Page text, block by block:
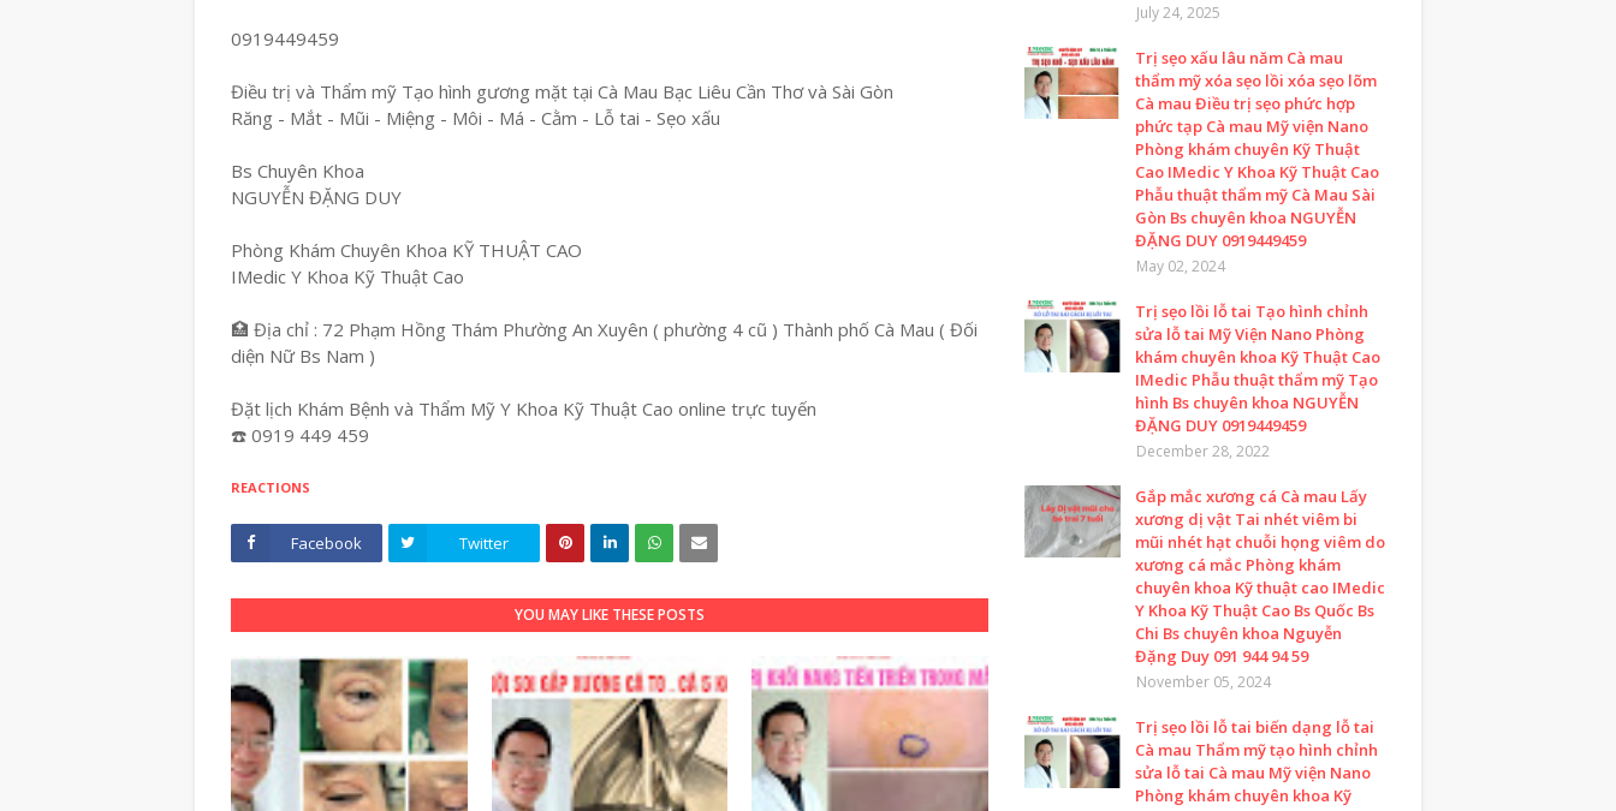
0919449459
Điều trị và Thẩm mỹ Tạo hình gương mặt tại Cà Mau Bạc Liêu Cần Thơ và Sài Gòn
Răng - Mắt - Mũi - Miệng - Môi - Má - Cằm - Lỗ tai - Sẹo xấu
Bs Chuyên Khoa
NGUYỄN ĐẶNG DUY
Phòng Khám Chuyên Khoa KỸ THUẬT CAO
IMedic Y Khoa Kỹ Thuật Cao
🏥 Địa chỉ : 72 Phạm Hồng Thám Phường An Xuyên ( phường 4 cũ ) Thành phố Cà Mau ( Đối
diện Nữ Bs Nam )
Đặt lịch Khám Bệnh và Thẩm Mỹ Y Khoa Kỹ Thuật Cao online trực tuyến
☎️ 0919 449 459
REACTIONS
Facebook Twitter
YOU MAY LIKE THESE POSTS
July 24, 2025
Trị sẹo xấu lâu năm Cà mau
thẩm mỹ xóa sẹo lồi xóa sẹo lõm
Cà mau Điều trị sẹo phức hợp
phức tạp Cà mau Mỹ viện Nano
Phòng khám chuyên Kỹ Thuật
Cao IMedic Y Khoa Kỹ Thuật Cao
Phẫu thuật thẩm mỹ Cà Mau Sài
Gòn Bs chuyên khoa NGUYỄN
ĐẶNG DUY 0919449459
May 02, 2024
Trị sẹo lồi lỗ tai Tạo hình chỉnh
sửa lỗ tai Mỹ Viện Nano Phòng
khám chuyên khoa Kỹ Thuật Cao
IMedic Phẫu thuật thẩm mỹ Tạo
hình Bs chuyên khoa NGUYỄN
ĐẶNG DUY 0919449459
December 28, 2022
Gắp mắc xương cá Cà mau Lấy
xương dị vật Tai nhét viêm bi
mũi nhét hạt chuỗi họng viêm do
xương cá mắc Phòng khám
chuyên khoa Kỹ thuật cao IMedic
Y Khoa Kỹ Thuật Cao Bs Quốc Bs
Chi Bs chuyên khoa Nguyễn
Đặng Duy 091 944 94 59
November 05, 2024
Trị sẹo lồi lỗ tai biến dạng lỗ tai
Cà mau Thẩm mỹ tạo hình chỉnh
sửa lỗ tai Cà mau Mỹ viện Nano
Phòng khám chuyên khoa Kỹ